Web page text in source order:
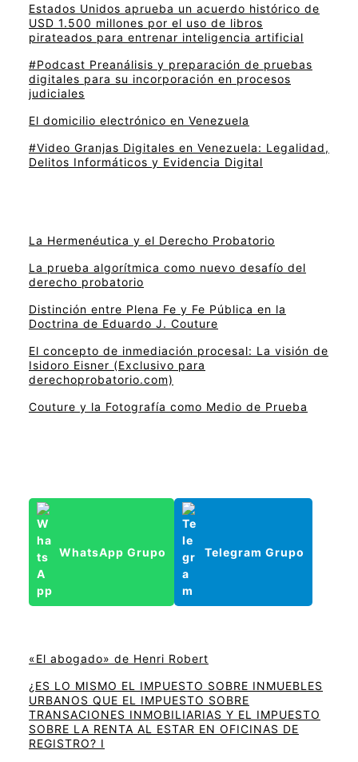
Estados Unidos aprueba un acuerdo histórico de
USD 1.500 millones por el uso de libros
pirateados para entrenar inteligencia artificial
#Podcast Preanálisis y preparación de pruebas
digitales para su incorporación en procesos
judiciales
El domicilio electrónico en Venezuela
#Video Granjas Digitales en Venezuela: Legalidad,
Delitos Informáticos y Evidencia Digital
La Hermenéutica y el Derecho Probatorio
La prueba algorítmica como nuevo desafío del
derecho probatorio
Distinción entre Plena Fe y Fe Pública en la
Doctrina de Eduardo J. Couture
El concepto de inmediación procesal: La visión de
Isidoro Eisner (Exclusivo para
derechoprobatorio.com)
Couture y la Fotografía como Medio de Prueba
WhatsApp Grupo Telegram Grupo
«El abogado» de Henri Robert
¿ES LO MISMO EL IMPUESTO SOBRE INMUEBLES
URBANOS QUE EL IMPUESTO SOBRE
TRANSACIONES INMOBILIARIAS Y EL IMPUESTO
SOBRE LA RENTA AL ESTAR EN OFICINAS DE
REGISTRO? I